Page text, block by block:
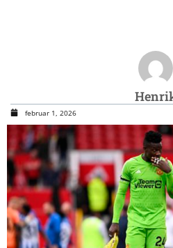
februar 1, 2026